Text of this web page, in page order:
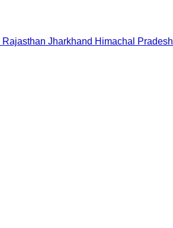
Rajasthan Jharkhand Himachal Pradesh